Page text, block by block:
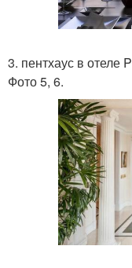
3. пентхаус в отеле
Фото 5, 6.